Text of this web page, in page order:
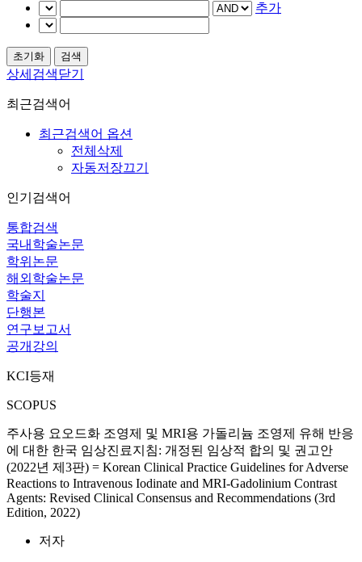
추가
상세검색닫기
최근검색어
최근검색어 옵션
전체삭제
자동저장끄기
인기검색어
통합검색
국내학술논문
학위논문
해외학술논문
학술지
단행본
연구보고서
공개강의
KCI등재
SCOPUS
주사용 요오드화 조영제 및 MRI용 가돌리늄 조영제 유해 반응
에 대한 한국 임상진료지침: 개정된 임상적 합의 및 권고안
(2022년 제3판) = Korean Clinical Practice Guidelines for Adverse
Reactions to Intravenous Iodinate and MRI-Gadolinium Contrast
Agents: Revised Clinical Consensus and Recommendations (3rd
Edition, 2022)
저자